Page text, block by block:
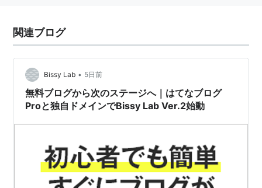
ブログ記事の下に表示される広告を非表示に設定でき
る。
独自ドメイン
ブログに独自ドメインをマッピングできる。
作れる。
キーワード自動リンクオフ
関連ブログ
Bissy Lab • 5日前
無料ブログから次のステージへ｜はてなブログ
Proと独自ドメインでBissy Lab Ver.2始動